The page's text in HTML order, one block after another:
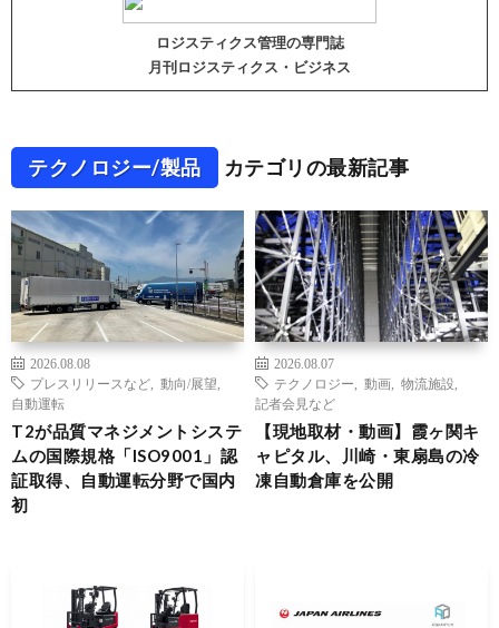
ロジスティクス管理の専門誌
月刊ロジスティクス・ビジネス
テクノロジー/製品 カテゴリの最新記事
2026.08.08
プレスリリースなど
動向/展望
自動運転
T2が品質マネジメントシステ
ムの国際規格「ISO9001」認
証取得、自動運転分野で国内
初
2026.08.07
テクノロジー
動画 物流施設
記者会見など
【現地取材・動画】霞ヶ関キ
ャピタル、川崎・東扇島の冷
凍自動倉庫を公開